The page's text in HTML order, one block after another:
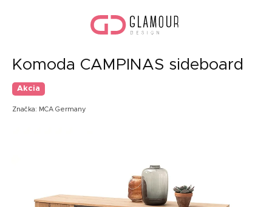
Komoda CAMPINAS sideboard
Akcia
Značka: MCA Germany